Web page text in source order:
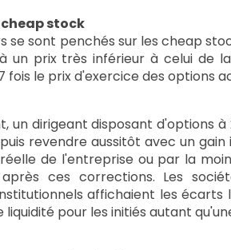
stock
se sont penchés sur les cheap
un prix très inférieur à celui de
fois le prix d'exercice des options
un dirigeant disposant d'options
revendre aussitôt avec un
de l'entreprise ou par la
ces corrections. Les
affichaient les écarts
liquidité pour les initiés autant